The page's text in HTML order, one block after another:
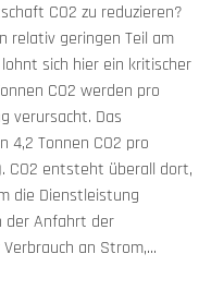
CO2 zu reduzieren?
relativ geringen Teil am
sich hier ein kritischer
CO2 werden pro
verursacht. Das
4,2 Tonnen CO2 pro
CO2 entsteht überall dort,
die Dienstleistung
der Anfahrt der
an Strom,...